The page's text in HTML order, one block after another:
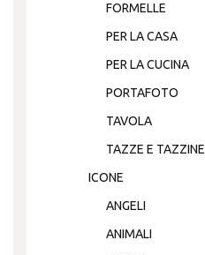
FORMELLE
PER LA CASA
PER LA CUCINA
PORTAFOTO
TAVOLA
TAZZE E TAZZINE
ICONE
ANGELI
ANIMALI